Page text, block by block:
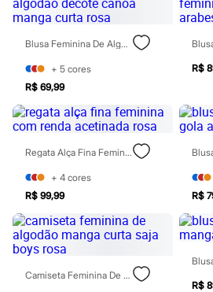
Vestidos
Masculino
Dia dos Pais
Inverno
Novidades
Roupas
Bermudas
Camisas
Calças
Camisetas e Regatas
Casacos e Jaquetas
Jeans
Polos
Acessórios
Bolsas e Mochilas
Chapéus e Bonés
Cintos
Carteiras
Óculos
Blusa Feminina De Algodão Decote Canoa Manga Curta Rosa
+ 5 cores
R$ 69,99
R$
Regata Alça Fina Feminina Com Renda Acetinada Rosa
+ 4 cores
R$ 99,99
R$
Camiseta Feminina De Algodão Manga Curta Saja Boys Rosa
R$